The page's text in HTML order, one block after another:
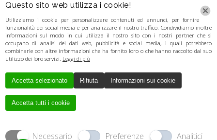
pagina. A questo scopo il documento di policy
evidenzia la data di aggiornamento.
Data di Redazione: 24-05-2018
Ultimo Aggiornamento: 31-05-2018
Creato da Local Web
Copyrights © 2017
GUERRA LORENZA - P. IVA 03346281201 - P.
IVA 03346281201 - P. IVA 03346281201 - P.
Tutti i diritti riservati.
Questo sito web utilizza i cookie!
Utilizziamo i cookie per personalizzare contenuti ed annunci, per fornire
funzionalità dei social media e per analizzare il nostro traffico. Condividiamo inoltre
informazioni sul modo in cui utilizza il nostro sito con i nostri partner che si
occupano di analisi dei dati web, pubblicità e social media, i quali potrebbero
combinarle con altre informazioni che ha fornito loro o che hanno raccolto dal suo
utilizzo dei loro servizi. Leggi di più
Accetta selezionato Rifiuta Informazioni sui cookie
Accetta tutti i cookie
Necessario Preferenze Analitici